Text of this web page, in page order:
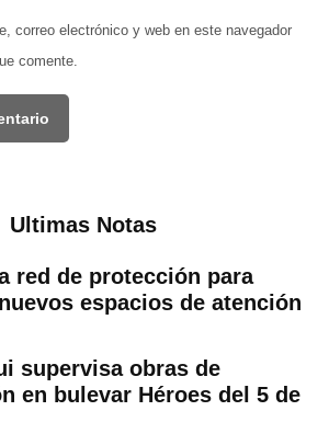
correo electrónico y web en este navegador
comente.
Ultimas Notas
red de protección para
espacios de atención
supervisa obras de
en bulevar Héroes del 5 de